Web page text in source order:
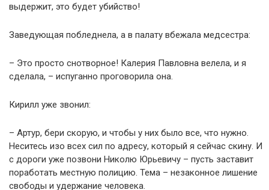
выдержит, это будет убийство!
Заведующая побледнела, а в палату вбежала медсестра:
– Это просто снотворное! Калерия Павловна велела, и я
сделала, – испуганно проговорила она.
Кирилл уже звонил:
– Артур, бери скорую, и чтобы у них было все, что нужно.
Неситесь изо всех сил по адресу, который я сейчас скину. И
с дороги уже позвони Николю Юрьевичу – пусть заставит
поработать местную полицию. Тема – незаконное лишение
свободы и удержание человека.